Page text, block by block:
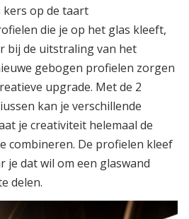
kers op de taart
die je op het glas kleeft,
bij de uitstraling van het
gebogen profielen zorgen
upgrade. Met de 2
kan je verschillende
je creativiteit helemaal de
combineren. De profielen kleef
je dat wil om een glaswand
delen.